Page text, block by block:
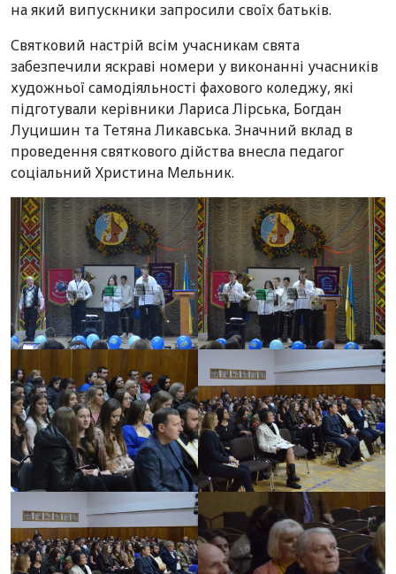
на який випускники запросили своїх батьків.
Святковий настрій всім учасникам свята
забезпечили яскраві номери у виконанні учасників
художньої самодіяльності фахового коледжу, які
підготували керівники Лариса Лірська, Богдан
Луцишин та Тетяна Ликавська. Значний вклад в
проведення святкового дійства внесла педагог
соціальний Христина Мельник.